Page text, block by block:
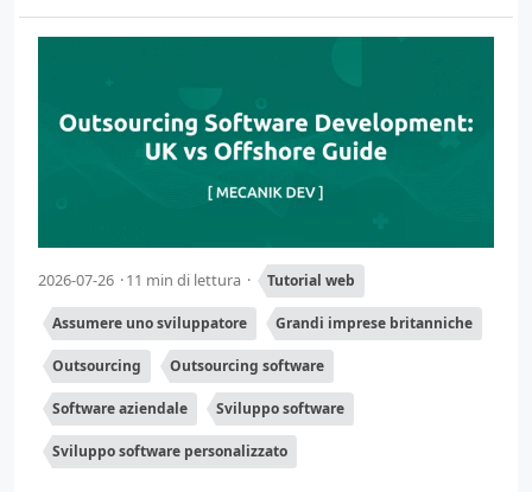
2026-07-26 11 min di lettura Tutorial web
Assumere uno sviluppatore Grandi imprese britanniche
Outsourcing Outsourcing software
Software aziendale Sviluppo software
Sviluppo software personalizzato